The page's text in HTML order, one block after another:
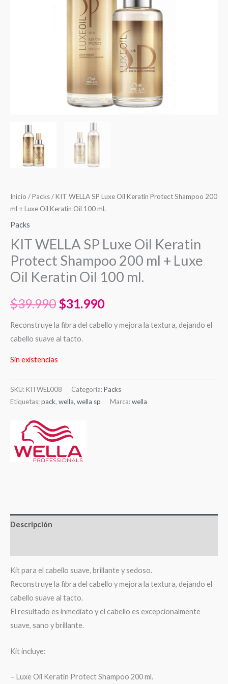
Inicio /Packs/ KIT WELLA SP Luxe Oil Keratin Protect Shampoo 200
ml + Luxe Oil Keratin Oil 100 ml.
Packs
KIT WELLA SP Luxe Oil Keratin
Protect Shampoo 200 ml + Luxe
Oil Keratin Oil 100 ml.
$39.990
$39.990.
$31.990
$31.990.
Reconstruye la fibra del cabello y mejora la textura, dejando el
cabello suave al tacto.
Sin existencias
SKU: KITWEL008 Categoría:Packs
Etiquetas:pack, wella, wella sp Marca:wella
Descripción
Kit para el cabello suave, brillante y sedoso.
Reconstruye la fibra del cabello y mejora la textura, dejando el
cabello suave al tacto.
El resultado es inmediato y el cabello es excepcionalmente
suave, sano y brillante.
Kit incluye:
– Luxe Oil Keratin Protect Shampoo 200 ml.